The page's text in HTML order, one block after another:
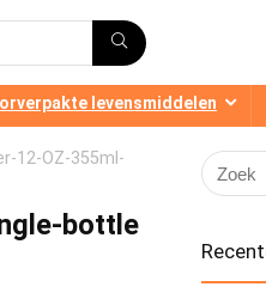
levensmiddelen
12-OZ-355ml-
bottle